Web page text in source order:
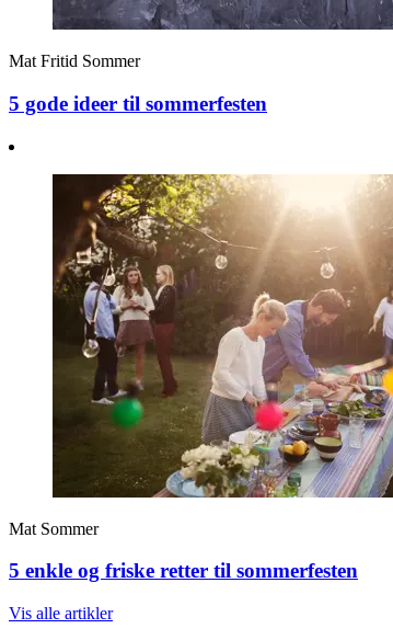
Mat Fritid Sommer
5 gode ideer til sommerfesten
Mat Sommer
5 enkle og friske retter til sommerfesten
Vis alle artikler